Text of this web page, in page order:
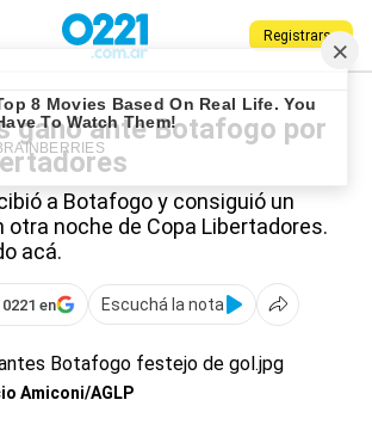
Registrarse
Deportes
ganó ante Botafogo por
a Botafogo y consiguió un
otra noche de Copa Libertadores.
acá.
en
Escuchá la nota
Amiconi/AGLP